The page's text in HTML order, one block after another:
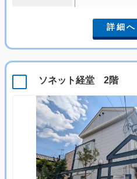
詳細へ
ソネット経堂 2階